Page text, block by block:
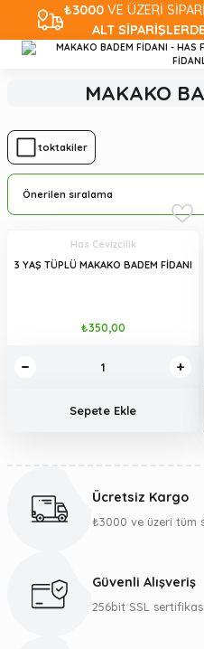
₺3000VE ÜZERİ
ALT
MAKAKO
Stoktakiler
Has Cevizcilik
3 YAŞ TÜPLÜ MAKAKO BADEM FİDANI
₺350,00
Sepete Ekle
Ücretsiz Kargo
₺3000 ve üzeri tüm
Güvenli Alışveriş
256bit SSL